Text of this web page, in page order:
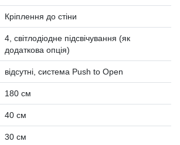
Кріплення до стіни
4, світлодіодне підсвічування (як
додаткова опція)
відсутні, система Push to Open
180 см
40 см
30 см